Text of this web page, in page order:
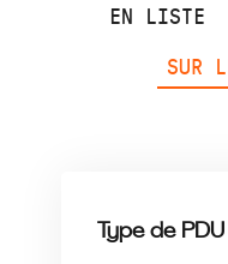
EN LISTE
SUR
Type de PDU